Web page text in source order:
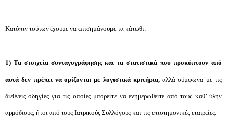
Κατόπιν τούτων έχουμε να επισημάνουμε τα κάτωθι:
1) Τα στοιχεία συνταγογράφησης και τα στατιστικά που προκύπτουν από
αυτά δεν πρέπει να ορίζονται με λογιστικά κριτήρια,αλλά σύμφωνα με τις
διεθνείς οδηγίες για τις οποίες μπορείτε να ενημερωθείτε από τους καθ’ ύλην
αρμόδιους, ήτοι από τους Ιατρικούς Συλλόγους και τις επιστημονικές εταιρείες.